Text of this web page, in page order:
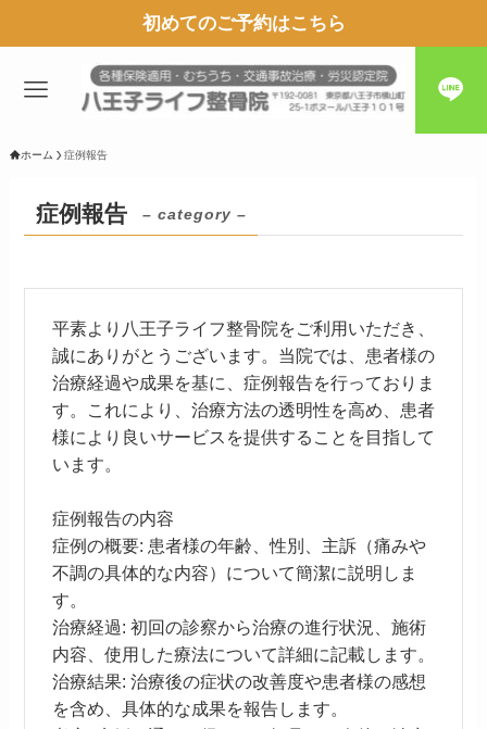
初めてのご予約はこちら
ホーム 症例報告
症例報告 – category –
平素より八王子ライフ整骨院をご利用いただき、
誠にありがとうございます。当院では、患者様の
治療経過や成果を基に、症例報告を行っておりま
す。これにより、治療方法の透明性を高め、患者
様により良いサービスを提供することを目指して
います。
症例報告の内容
症例の概要: 患者様の年齢、性別、主訴（痛みや
不調の具体的な内容）について簡潔に説明しま
す。
治療経過: 初回の診察から治療の進行状況、施術
内容、使用した療法について詳細に記載します。
治療結果: 治療後の症状の改善度や患者様の感想
を含め、具体的な成果を報告します。